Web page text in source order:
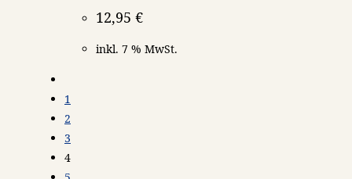
12,95 €
inkl. 7 % MwSt.
1
2
3
4